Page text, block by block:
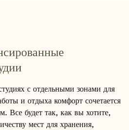
с отдельными зонами для
и отдыха комфорт сочетается
Все будет так, как вы хотите,
мест для хранения,